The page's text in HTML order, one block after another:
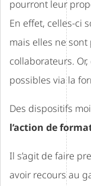
pourront leur
En effet, celles-ci
mais elles ne
collaborateurs.
possibles via la
Des dispositifs
l’action de
Il s’agit de faire
avoir recours au